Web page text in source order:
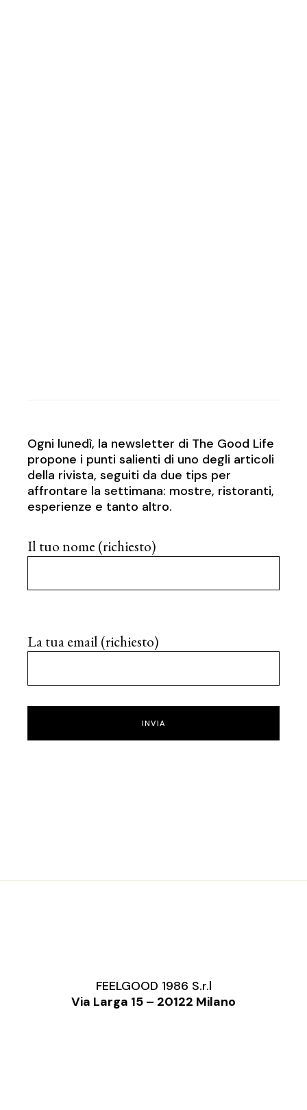
Ogni lunedì, la newsletter di The Good Life
propone i punti salienti di uno degli articoli
della rivista, seguiti da due tips per
affrontare la settimana: mostre, ristoranti,
esperienze e tanto altro.
Il tuo nome (richiesto)
La tua email (richiesto)
INVIA
FEELGOOD 1986 S.r.l
Via Larga 15 – 20122 Milano